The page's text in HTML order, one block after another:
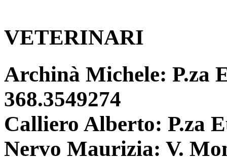
VETERINARI
Archinà Michele: P.za
368.3549274
Calliero Alberto: P.za
Nervo Maurizia: V.